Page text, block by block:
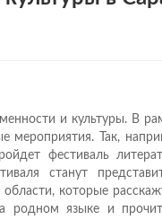
и культуры. В
мероприятия. Так,
фестиваль
станут
которые
родном языке и